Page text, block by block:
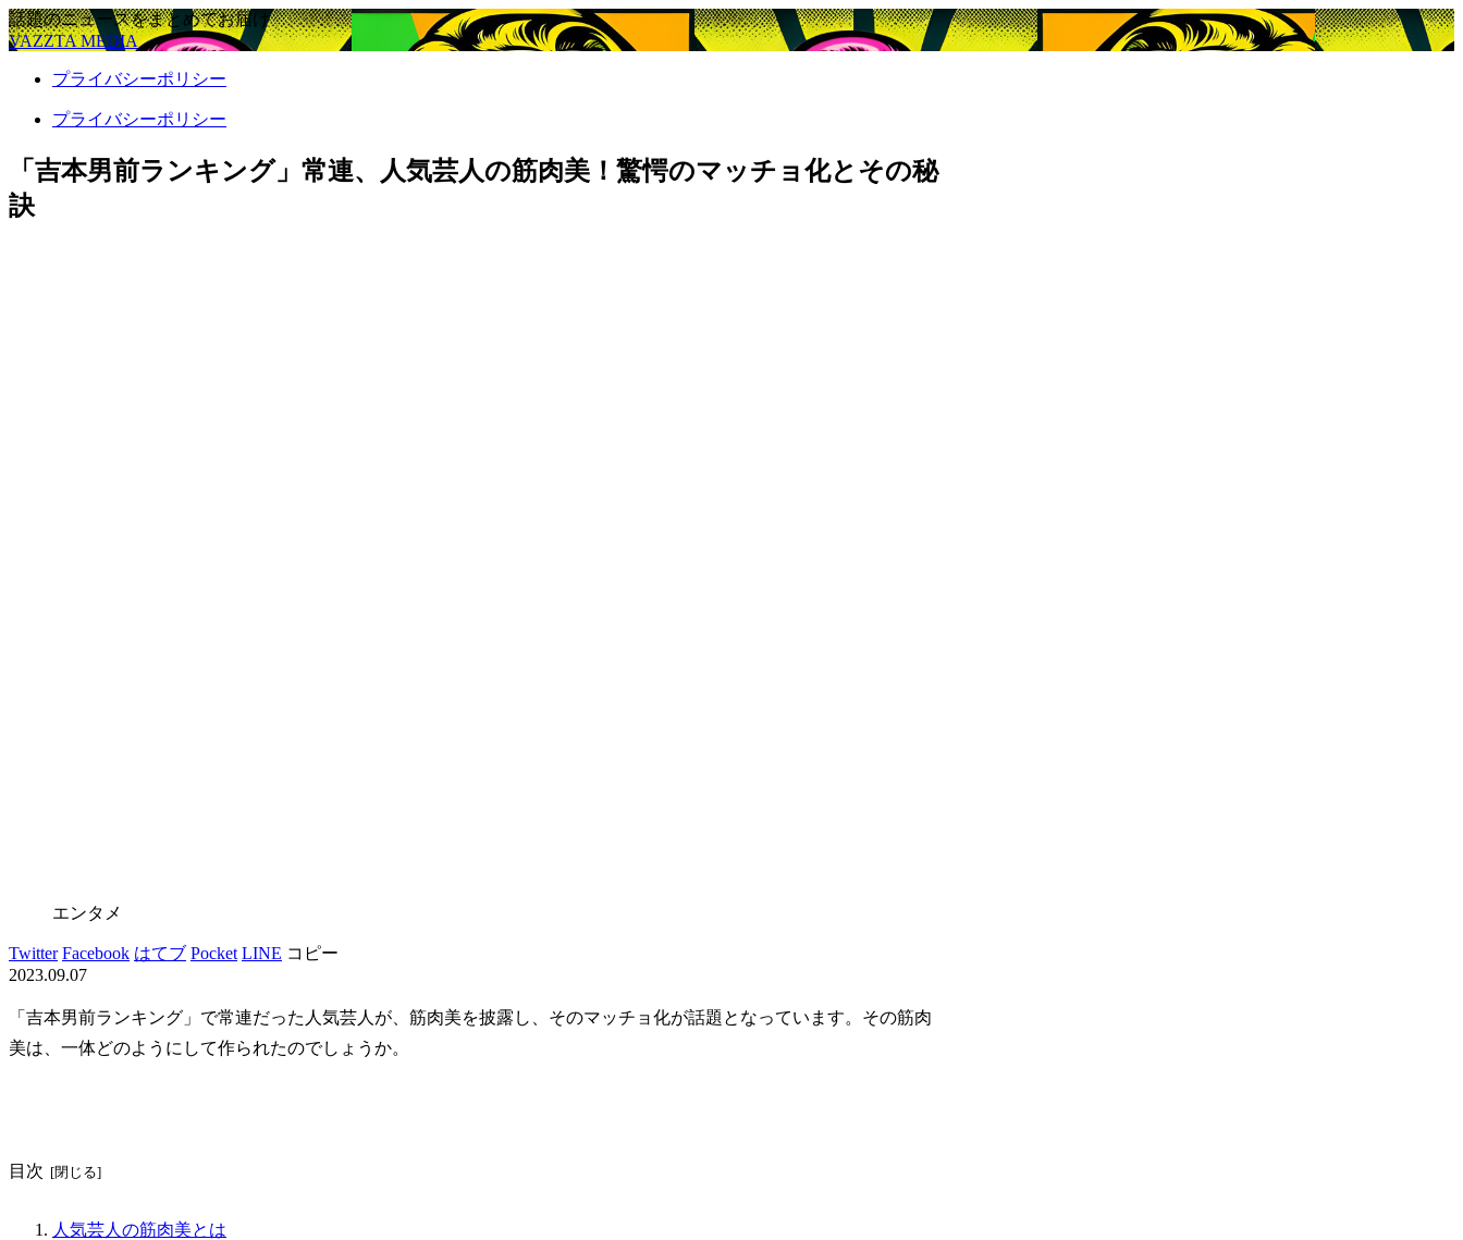
話題のニュースをまとめてお届け
VAZZTA MEDIA
プライバシーポリシー
プライバシーポリシー
「吉本男前ランキング」常連、人気芸人の筋肉美！驚愕のマッチョ化とその秘
訣
エンタメ
Twitter Facebook はてブ Pocket LINE コピー
2023.09.07
「吉本男前ランキング」で常連だった人気芸人が、筋肉美を披露し、そのマッチョ化が話題となっています。その筋肉
美は、一体どのようにして作られたのでしょうか。
目次
人気芸人の筋肉美とは